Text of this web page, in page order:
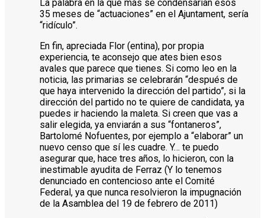
La palabra en la que más se condensarían esos
35 meses de “actuaciones” en el Ajuntament, sería
“ridículo”.
En fin, apreciada Flor (entina), por propia
experiencia, te aconsejo que ates bien esos
avales que parece que tienes. Si como leo en la
noticia, las primarias se celebrarán “después de
que haya intervenido la dirección del partido”, si la
dirección del partido no te quiere de candidata, ya
puedes ir haciendo la maleta. Si creen que vas a
salir elegida, ya enviarán a sus “fontaneros”,
Bartolomé Nofuentes, por ejemplo a “elaborar” un
nuevo censo que sí les cuadre. Y… te puedo
asegurar que, hace tres años, lo hicieron, con la
inestimable ayudita de Ferraz (Y lo tenemos
denunciado en contencioso ante el Comité
Federal, ya que nunca resolvieron la impugnación
de la Asamblea del 19 de febrero de 2011)